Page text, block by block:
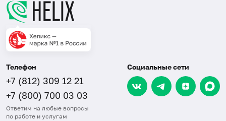
Телефон
+7 (812) 309 12 21
+7 (800) 700 03 03
Ответим на любые вопросы
по работе и услугам
Социальные сети